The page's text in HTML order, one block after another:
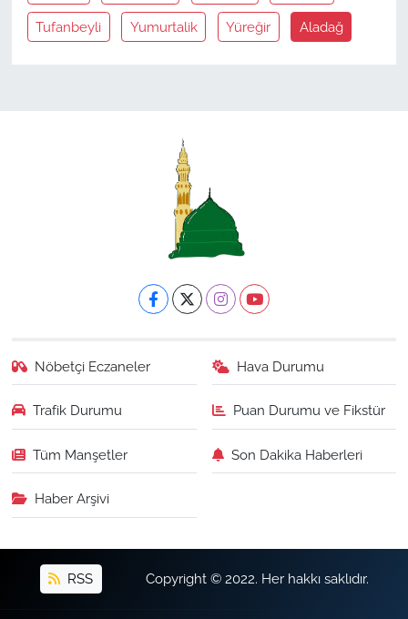
Tufanbeyli Yumurtalik Yüreğir Aladağ
Nöbetçi Eczaneler Hava Durumu
Trafik Durumu Puan Durumu ve Fikstür
Tüm Manşetler Son Dakika Haberleri
Haber Arşivi
RSS Copyright © 2022. Her hakkı saklıdır.